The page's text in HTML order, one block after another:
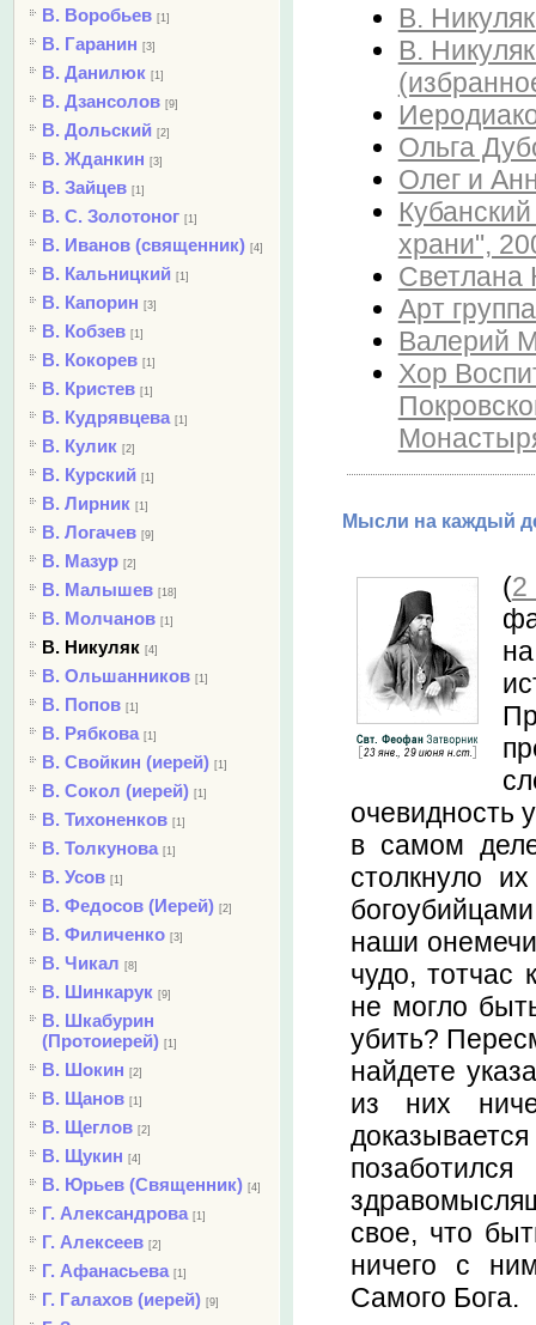
В. Воробьев [1]
В. Гаранин [3]
В. Данилюк [1]
В. Дзансолов [9]
В. Дольский [2]
В. Жданкин [3]
В. Зайцев [1]
В. С. Золотоног [1]
В. Иванов (священник) [4]
В. Кальницкий [1]
В. Капорин [3]
В. Кобзев [1]
В. Кокорев [1]
В. Кристев [1]
В. Кудрявцева [1]
В. Кулик [2]
В. Курский [1]
В. Лирник [1]
В. Логачев [9]
В. Мазур [2]
В. Малышев [18]
В. Молчанов [1]
В. Никуляк [4]
В. Ольшанников [1]
В. Попов [1]
В. Рябкова [1]
В. Свойкин (иерей) [1]
В. Сокол (иерей) [1]
В. Тихоненков [1]
В. Толкунова [1]
В. Усов [1]
В. Федосов (Иерей) [2]
В. Филиченко [3]
В. Чикал [8]
В. Шинкарук [9]
В. Шкабурин
(Протоиерей) [1]
В. Шокин [2]
В. Щанов [1]
В. Щеглов [2]
В. Щукин [4]
В. Юрьев (Священник) [4]
Г. Александрова [1]
Г. Алексеев [2]
Г. Афанасьева [1]
Г. Галахов (иерей) [9]
В.
В.
Ольга
Олег и
храни",
Светлана
Арт
Валерий
Хор
Мысли на каждый
(
очевидность
в самом
столкнуло
наши
чудо, тотчас
не могло
убить?
найдете
из них
свое, что
ничего с
Самого Бога.